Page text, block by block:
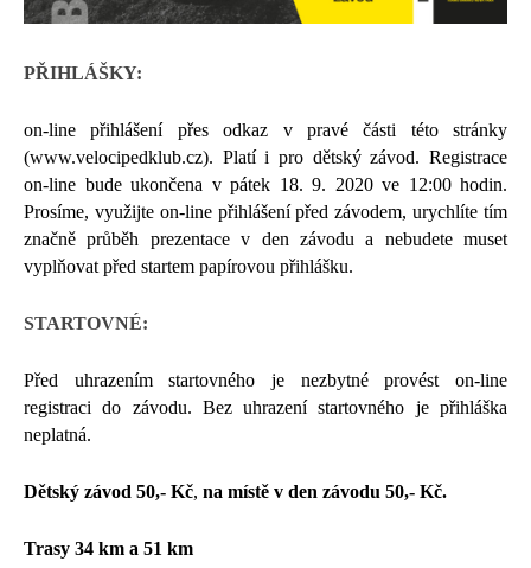
PŘIHLÁŠKY:
on-line přihlášení přes odkaz v pravé části této stránky
(www.velocipedklub.cz). Platí i pro dětský závod. Registrace
on-line bude ukončena v pátek 18. 9. 2020 ve 12:00 hodin.
Prosíme, využijte on-line přihlášení před závodem, urychlíte tím
značně průběh prezentace v den závodu a nebudete muset
vyplňovat před startem papírovou přihlášku.
STARTOVNÉ:
Před uhrazením startovného je nezbytné provést on-line
registraci do závodu. Bez uhrazení startovného je přihláška
neplatná.
Dětský závod 50,- Kč, na místě v den závodu 50,- Kč.
Trasy 34 km a 51 km